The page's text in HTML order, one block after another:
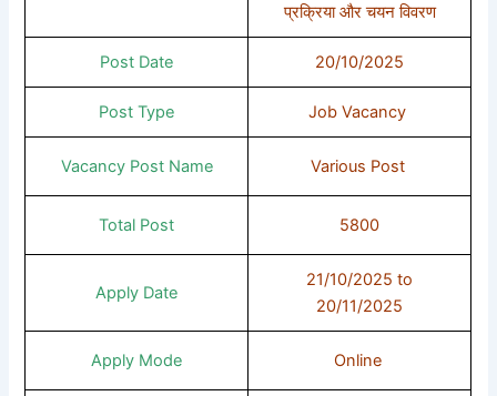
प्रक्रिया और चयन विवरण
Post Date 20/10/2025
Post Type Job Vacancy
Vacancy Post Name Various Post
Total Post 5800
Apply Date
21/10/2025 to
20/11/2025
Apply Mode Online